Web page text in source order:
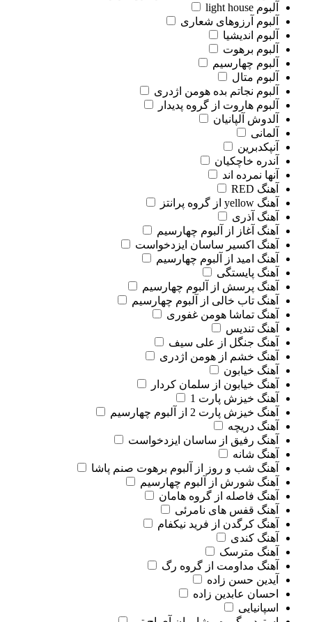
آلبوم light house
آلبوم آرزوهای شعاری
آلبوم اندیشیا
آلبوم برهوت
آلبوم چهارسیم
آلبوم متال
آلبوم نجاتم بده هومن اژدری
آلبوم هاروت از گروه پدیدار
آلدوش آلپانیان
آلمانی
آنپکدبرین
آندره خاچکیان
آنها نمرده اند
آهنگ RED
آهنگ yellow از گروه پرانتز
آهنگ آذری
آهنگ آغاز از آلبوم چهارسیم
آهنگ اکسیر ساسان ایزدخواست
آهنگ امید از آلبوم چهارسیم
آهنگ پایستگی
آهنگ پرسش از آلبوم چهارسیم
آهنگ تاب خالی از آلبوم چهارسیم
آهنگ تماشا هومن غفوری
آهنگ تندیس
آهنگ جنگل از علی سیف
آهنگ خشم از هومن اژدری
آهنگ خیابون
آهنگ خیابون از سلمان کردار
آهنگ خیزش پارت 1
آهنگ خیزش پارت 2 از آلبوم چهارسیم
آهنگ دریچه
آهنگ رفیق از ساسان ایزدخواست
آهنگ شانه
آهنگ شب و روز از آلبوم برهوت صنم پاشا
آهنگ شورش از آلبوم چهارسیم
آهنگ فاصله از گروه هامان
آهنگ قفس های نامرئی
آهنگ کرگدن از فرید نیکفام
آهنگ کندی
آهنگ مترسک
آهنگ مداومت از گروه رگ
آیدین حسن زاده
احسان عابدین زاده
اسپانیایی